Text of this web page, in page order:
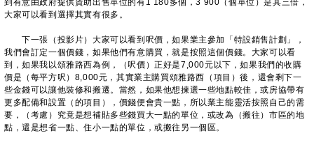
到有意由政府提供資助出售單位的有1 180多個，3 900（個單位）是其三倍，
大家可以看到選擇其實有很多。
下一張（投影片）大家可以看到呎價，如果業主參加「特設銷售計劃」，
我們會訂定一個價錢，如果他們有意購買，就是按照這個價錢。大家可以看
到，如果我以頌雅路西為例，（呎價）正好是7,000元以下，如果我們的收購
價是（每平方呎）8,000元，其實業主購買頌雅路西（項目）後，還會剩下一
些金錢可以讓他裝修和搬遷。當然，如果他想揀選一些地點較佳，或房協帶有
更多配備和設置（的項目），價錢便會貴一點，所以業主能靈活按照自己的需
要，（考慮）究竟是想補貼多些錢買大一點的單位，或改為（搬往）市區的地
點，還是想省一點、住小一點的單位，或搬往另一個區。